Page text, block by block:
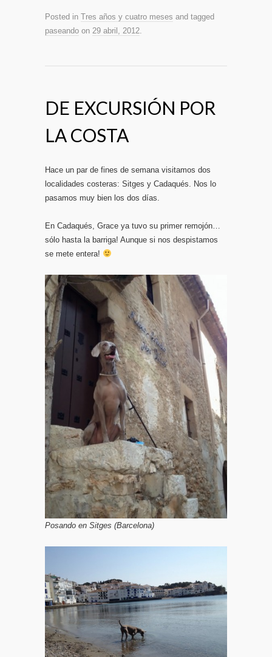
Posted in Tres años y cuatro meses and tagged
paseando on 29 abril, 2012
DE EXCURSIÓN POR
LA COSTA
Hace un par de fines de semana visitamos dos
localidades costeras: Sitges y Cadaqués. Nos lo
pasamos muy bien los dos días.
En Cadaqués, Grace ya tuvo su primer remojón…
sólo hasta la barriga! Aunque si nos despistamos
se mete entera!
Posando en Sitges (Barcelona)